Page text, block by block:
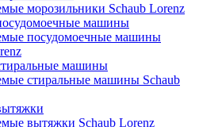
морозильники Schaub Lorenz
машины
посудомоечные машины
машины
стиральные машины Schaub
вытяжки Schaub Lorenz